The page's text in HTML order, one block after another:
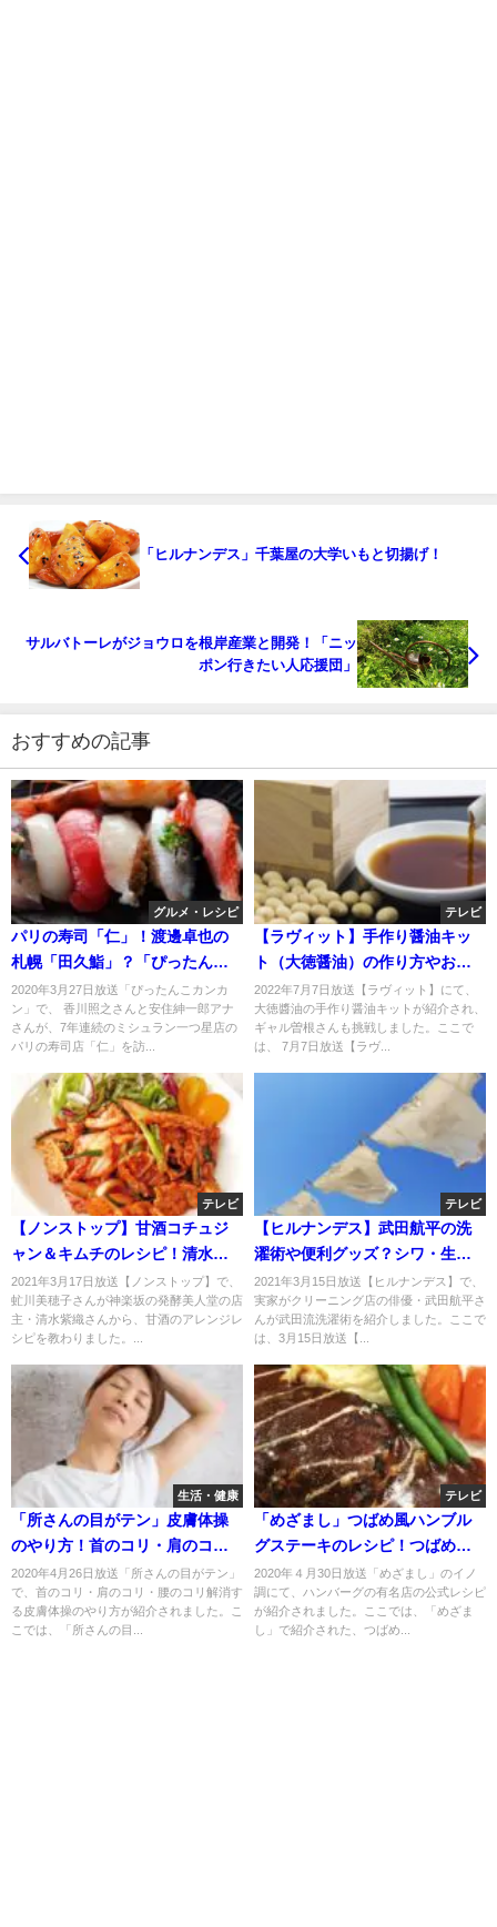
「ヒルナンデス」千葉屋の大学いもと切揚げ！
サルバトーレがジョウロを根岸産業と開発！「ニッ
ポン行きたい人応援団」
おすすめの記事
グルメ・レシピ
パリの寿司「仁」！渡邊卓也の
札幌「田久鮨」？「ぴったんこ
カンカン」
2020年3月27日放送「ぴったんこカンカ
ン」で、 香川照之さんと安住紳一郎アナ
さんが、7年連続のミシュラン一つ星店の
パリの寿司店「仁」を訪...
テレビ
【ラヴィット】手作り醤油キッ
ト（大徳醤油）の作り方やお取
り寄せは？ギャル曽根挑戦！
2022年7月7日放送【ラヴィット】にて、
大徳醬油の手作り醤油キットが紹介され、
ギャル曽根さんも挑戦しました。ここで
は、 7月7日放送【ラヴ...
テレビ
【ノンストップ】甘酒コチュジ
ャン＆キムチのレシピ！清水紫
織のアレンジレシピ！3月17日
2021年3月17日放送【ノンストップ】で、
虻川美穂子さんが神楽坂の発酵美人堂の店
主・清水紫織さんから、甘酒のアレンジレ
シピを教わりました。...
テレビ
【ヒルナンデス】武田航平の洗
濯術や便利グッズ？シワ・生乾
き対策や毛布・靴洗い？3月15日
2021年3月15日放送【ヒルナンデス】で、
実家がクリーニング店の俳優・武田航平さ
んが武田流洗濯術を紹介しました。ここで
は、3月15日放送【...
生活・健康
「所さんの目がテン」皮膚体操
のやり方！首のコリ・肩のコ
リ・腰のコリ解消！
2020年4月26日放送「所さんの目がテン」
で、首のコリ・肩のコリ・腰のコリ解消す
る皮膚体操のやり方が紹介されました。こ
こでは、「所さんの目...
テレビ
「めざまし」つばめ風ハンブル
グステーキのレシピ！つばめグ
リルの公式レシピ！
2020年４月30日放送「めざまし」のイノ
調にて、ハンバーグの有名店の公式レシピ
が紹介されました。ここでは、「めざま
し」で紹介された、つばめ...